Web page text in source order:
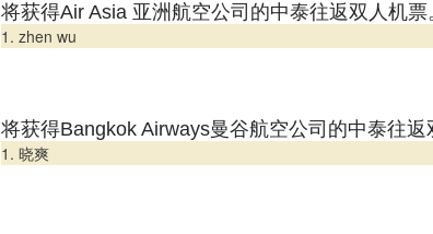
将获得Air Asia 亚洲航空公司的中泰往返双人机票
1. zhen wu
将获得Bangkok Airways曼谷航空公司的中泰往返
1. 晓爽